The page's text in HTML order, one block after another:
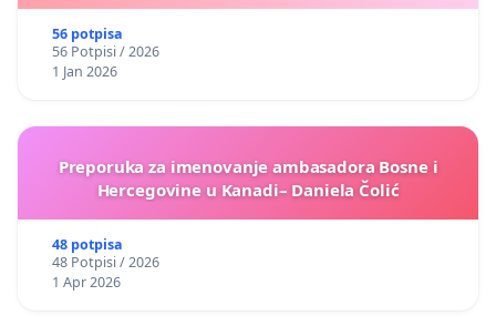
56 potpisa
56 Potpisi / 2026
1 Jan 2026
Preporuka za imenovanje ambasadora Bosne i
Hercegovine u Kanadi– Daniela Čolić
48 potpisa
48 Potpisi / 2026
1 Apr 2026